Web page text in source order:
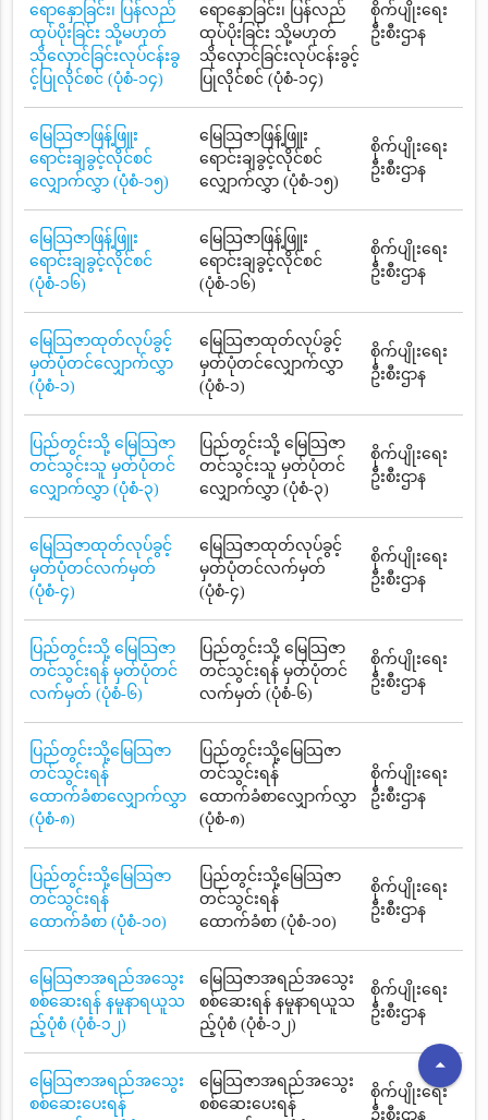
ရောနှောခြင်း၊ ပြန်လည်
ထုပ်ပိုးခြင်း သို့မဟုတ်
သိုလှောင်ခြင်းလုပ်ငန်းခွ
င့်ပြုလိုင်စင် (ပုံစံ-၁၄)
ရောနှောခြင်း၊ ပြန်လည်
ထုပ်ပိုးခြင်း သို့မဟုတ်
သိုလှောင်ခြင်းလုပ်ငန်းခွင့်
ပြုလိုင်စင် (ပုံစံ-၁၄)
စိုက်ပျိုးရေး
ဦးစီးဌာန
မြေသြဇာဖြန့်ဖြူး
ရောင်းချခွင့်လိုင်စင်
လျှောက်လွှာ (ပုံစံ-၁၅)
မြေသြဇာဖြန့်ဖြူး
ရောင်းချခွင့်လိုင်စင်
လျှောက်လွှာ (ပုံစံ-၁၅)
စိုက်ပျိုးရေး
ဦးစီးဌာန
မြေသြဇာဖြန့်ဖြူး
ရောင်းချခွင့်လိုင်စင်
(ပုံစံ-၁၆)
မြေသြဇာဖြန့်ဖြူး
ရောင်းချခွင့်လိုင်စင်
(ပုံစံ-၁၆)
စိုက်ပျိုးရေး
ဦးစီးဌာန
မြေသြဇာထုတ်လုပ်ခွင့်
မှတ်ပုံတင်လျှောက်လွှာ
(ပုံစံ-၁)
မြေသြဇာထုတ်လုပ်ခွင့်
မှတ်ပုံတင်လျှောက်လွှာ
(ပုံစံ-၁)
စိုက်ပျိုးရေး
ဦးစီးဌာန
ပြည်တွင်းသို့ မြေသြဇာ
တင်သွင်းသူ မှတ်ပုံတင်
လျှောက်လွှာ (ပုံစံ-၃)
ပြည်တွင်းသို့ မြေသြဇာ
တင်သွင်းသူ မှတ်ပုံတင်
လျှောက်လွှာ (ပုံစံ-၃)
စိုက်ပျိုးရေး
ဦးစီးဌာန
မြေသြဇာထုတ်လုပ်ခွင့်
မှတ်ပုံတင်လက်မှတ်
(ပုံစံ-၄)
မြေသြဇာထုတ်လုပ်ခွင့်
မှတ်ပုံတင်လက်မှတ်
(ပုံစံ-၄)
စိုက်ပျိုးရေး
ဦးစီးဌာန
ပြည်တွင်းသို့ မြေသြဇာ
တင်သွင်းရန် မှတ်ပုံတင်
လက်မှတ် (ပုံစံ-၆)
ပြည်တွင်းသို့ မြေသြဇာ
တင်သွင်းရန် မှတ်ပုံတင်
လက်မှတ် (ပုံစံ-၆)
စိုက်ပျိုးရေး
ဦးစီးဌာန
ပြည်တွင်းသို့မြေသြဇာ
တင်သွင်းရန်
ထောက်ခံစာလျှောက်လွှာ
(ပုံစံ-၈)
ပြည်တွင်းသို့မြေသြဇာ
တင်သွင်းရန်
ထောက်ခံစာလျှောက်လွှာ
(ပုံစံ-၈)
စိုက်ပျိုးရေး
ဦးစီးဌာန
ပြည်တွင်းသို့မြေသြဇာ
တင်သွင်းရန်
ထောက်ခံစာ (ပုံစံ-၁၀)
ပြည်တွင်းသို့မြေသြဇာ
တင်သွင်းရန်
ထောက်ခံစာ (ပုံစံ-၁၀)
စိုက်ပျိုးရေး
ဦးစီးဌာန
မြေသြဇာအရည်အသွေး
စစ်ဆေးရန် နမူနာရယူသ
ည့်ပုံစံ (ပုံစံ-၁၂)
မြေသြဇာအရည်အသွေး
စစ်ဆေးရန် နမူနာရယူသ
ည့်ပုံစံ (ပုံစံ-၁၂)
စိုက်ပျိုးရေး
ဦးစီးဌာန
မြေသြဇာအရည်အသွေး
စစ်ဆေးပေးရန်
မြေသြဇာအရည်အသွေး
စစ်ဆေးပေးရန်
စိုက်ပျိုးရေး
ဦးစီးဌာန
arrow_drop_up